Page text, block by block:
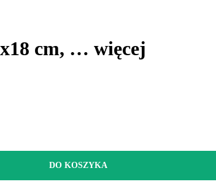
cm, … więcej
DO KOSZYKA